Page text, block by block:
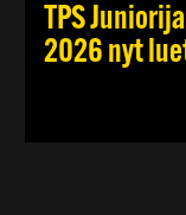
TPS
2026 nyt